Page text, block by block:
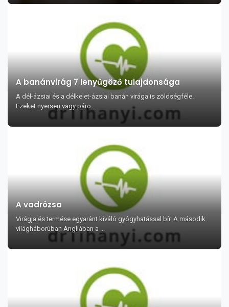
A banánvirág 7 lenyűgöző tulajdonsága
A dél-ázsiai és a délkelet-ázsiai banán virága is zöldségféle.
Ezeket nyersen vagy páro...
A vadrózsa
Virágja és termése egyaránt kiváló gyógyhatással bír. A második
világháborúban Angliában a ...